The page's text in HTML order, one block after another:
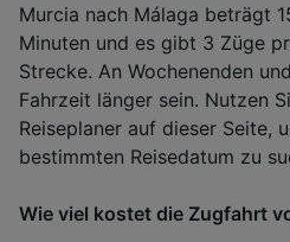
Murcia nach Málaga beträgt
Minuten und es gibt 3 Züge
Strecke. An Wochenenden
Fahrzeit länger sein. Nutzen
Reiseplaner auf dieser Seite,
bestimmten Reisedatum zu
Wie viel kostet die Zugfahrt